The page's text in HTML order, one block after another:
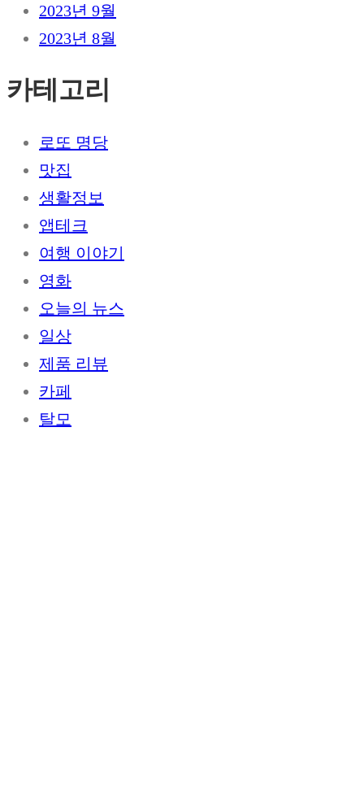
2023년 9월
2023년 8월
카테고리
로또 명당
맛집
생활정보
앱테크
여행 이야기
영화
오늘의 뉴스
일상
제품 리뷰
카페
탈모